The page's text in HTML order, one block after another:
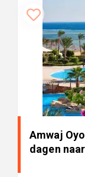
Amwaj
dagen